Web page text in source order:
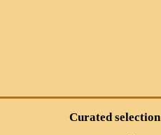
Curated selection